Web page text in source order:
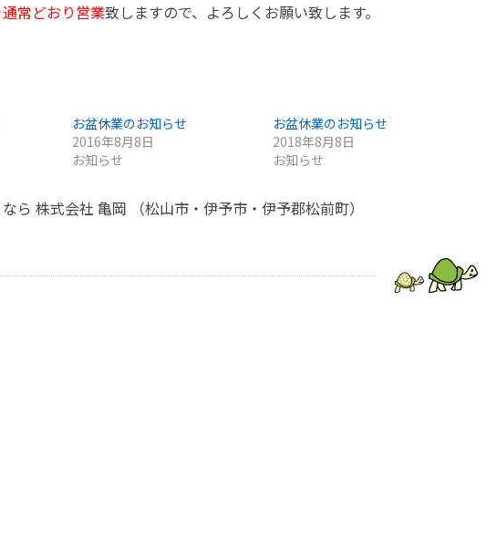
常どおり営業致しますので、よろしくお願い致します。
お盆休業のお知らせ
2016年8月8日
お知らせ
お盆休業のお知らせ
2018年8月8日
お知らせ
ら 株式会社 亀岡 （松山市・伊予市・伊予郡松前町）